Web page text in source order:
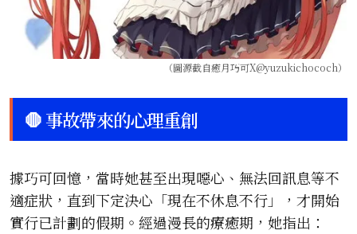
（圖源截自癒月巧可X@yuzukichococh）
🛑 事故帶來的心理重創
據巧可回憶，當時她甚至出現噁心、無法回訊息等不
適症狀，直到下定決心「現在不休息不行」，才開始
實行已計劃的假期。經過漫長的療癒期，她指出：